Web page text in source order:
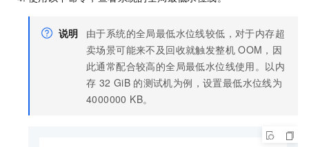
说明
由于系统的全局最低水位线较低，对于内存超
卖场景可能来不及回收就触发整机 OOM，因
此通常配合较高的全局最低水位线使用。以内
存 32 GiB 的测试机为例，设置最低水位线为
4000000 KB。